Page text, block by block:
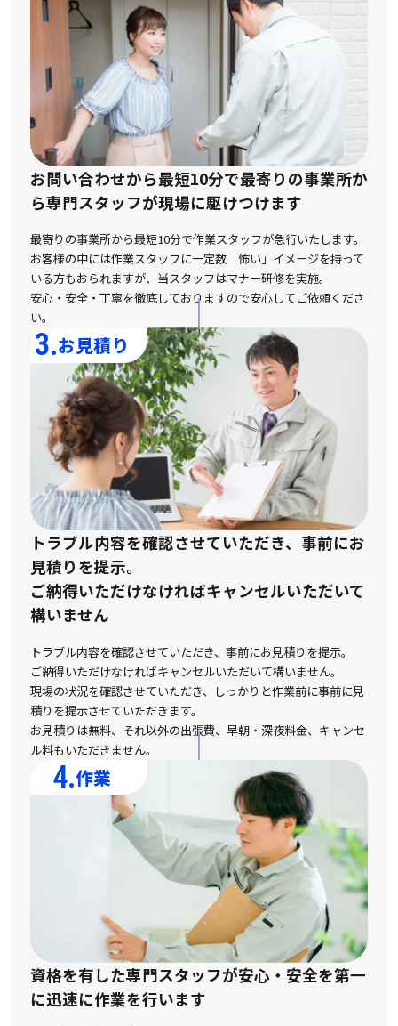
お問い合わせから最短10分で最寄りの事業所か
ら専門スタッフが現場に駆けつけます
最寄りの事業所から最短10分で作業スタッフが急行いたします。
お客様の中には作業スタッフに一定数「怖い」イメージを持って
いる方もおられますが、 当スタッフはマナー研修を実施。
安心・安全・丁寧を徹底しておりますので安心してご依頼くださ
い。
3.お見積り
トラブル内容を確認させていただき、事前にお
見積りを提示。
ご納得いただけなければキャンセルいただいて
構いません
トラブル内容を確認させていただき、事前にお見積りを提示。
ご納得いただけなければキャンセルいただいて構いません。
現場の状況を確認させていただき、しっかりと作業前に事前に見
積りを提示させていただきます。
お見積りは無料、それ以外の出張費、早朝・深夜料金、キャンセ
ル料もいただきません。
4.作業
資格を有した専門スタッフが安心・安全を第一
に迅速に作業を行います